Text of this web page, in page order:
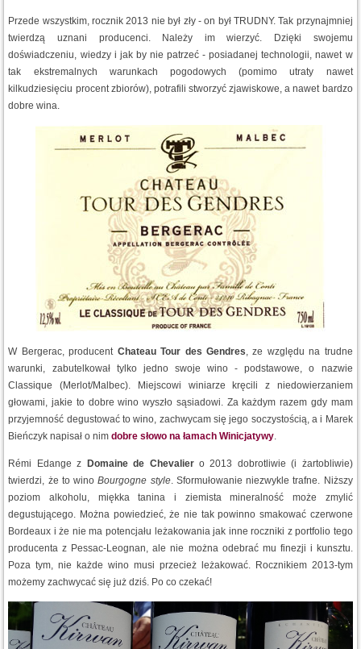
Przede wszystkim, rocznik 2013 nie był zły - on był TRUDNY. Tak przynajmniej
twierdzą uznani producenci. Należy im wierzyć. Dzięki swojemu
doświadczeniu, wiedzy i jak by nie patrzeć - posiadanej technologii, nawet w
tak ekstremalnych warunkach pogodowych (pomimo utraty nawet
kilkudziesięciu procent zbiorów), potrafili stworzyć zjawiskowe, a nawet bardzo
dobre wina.
W Bergerac, producent Chateau Tour des Gendres , ze względu na trudne
warunki, zabutelkował tylko jedno swoje wino - podstawowe, o nazwie
Classique (Merlot/Malbec). Miejscowi winiarze kręcili z niedowierzaniem
głowami, jakie to dobre wino wyszło sąsiadowi. Za każdym razem gdy mam
przyjemność degustować to wino, zachwycam się jego soczystością, a i Marek
Bieńczyk napisał o nimdobre słowo na łamach Winicjatywy
Rémi Edange z Domaine de Chevaliero 2013 dobrotliwie (i żartobliwie)
twierdzi, że to winoBourgogne style. Sformułowanie niezwykle trafne. Niższy
poziom alkoholu, miękka tanina i ziemista mineralność może zmylić
degustującego. Można powiedzieć, że nie tak powinno smakować czerwone
Bordeaux i że nie ma potencjału leżakowania jak inne roczniki z portfolio tego
producenta z Pessac-Leognan, ale nie można odebrać mu finezji i kunsztu.
Poza tym, nie każde wino musi przecież leżakować. Rocznikiem 2013-tym
możemy zachwycać się już dziś. Po co czekać!